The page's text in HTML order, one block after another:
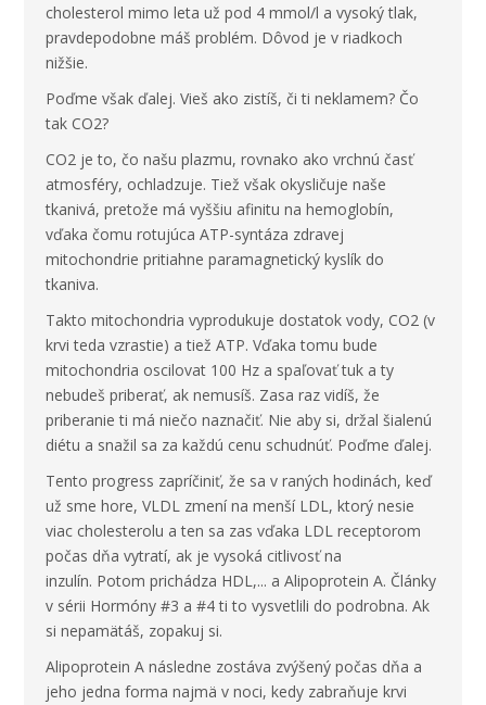
cholesterol mimo leta už pod 4 mmol/l a vysoký tlak,
pravdepodobne máš problém. Dôvod je v riadkoch
nižšie.
Poďme však ďalej. Vieš ako zistíš, či ti neklamem? Čo
tak CO2?
CO2 je to, čo našu plazmu, rovnako ako vrchnú časť
atmosféry, ochladzuje. Tiež však okysličuje naše
tkanivá, pretože má vyššiu afinitu na hemoglobín,
vďaka čomu rotujúca ATP-syntáza zdravej
mitochondrie pritiahne paramagnetický kyslík do
tkaniva.
Takto mitochondria vyprodukuje dostatok vody, CO2 (v
krvi teda vzrastie) a tiež ATP. Vďaka tomu bude
mitochondria oscilovat 100 Hz a spaľovať tuk a ty
nebudeš priberať, ak nemusíš. Zasa raz vidíš, že
priberanie ti má niečo naznačiť. Nie aby si, držal šialenú
diétu a snažil sa za každú cenu schudnúť. Poďme ďalej.
Tento progress zapríčiniť, že sa v raných hodinách, keď
už sme hore, VLDL zmení na menší LDL, ktorý nesie
viac cholesterolu a ten sa zas vďaka LDL receptorom
počas dňa vytratí, ak je vysoká citlivosť na
inzulín. Potom prichádza HDL,... a Alipoprotein A. Články
v sérii Hormóny #3 a #4 ti to vysvetlili do podrobna. Ak
si nepamätáš, zopakuj si.
Alipoprotein A následne zostáva zvýšený počas dňa a
jeho jedna forma najmä v noci, kedy zabraňuje krvi